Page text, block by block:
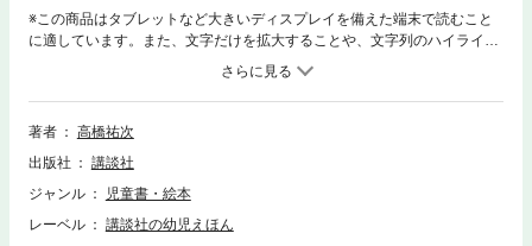
※この商品はタブレットなど大きいディスプレイを備えた端末で読むこと
に適しています。また、文字だけを拡大することや、文字列のハイライ
ト、検索、辞書の参照、引用などの機能が使用できません。砂場にきた
よ。なにして遊ぶ？砂場に指を「ずぼっ」とつっこんで、「じー」っと線
をかいてみよう。シャベルをよけて、石をよけて、おとし穴におちないよ
うに。ゆっくり、そーっと線をひいたら、どこまでいけるかな。子どもが
り読み３歳から※この商品は紙の書籍のページを画像にした電子書籍で
す。文字だけを拡大することはできませんので、タブレットサイズの端末
引用などの機能も使用できません。
著者
高橋祐次
出版社
講談社
ジャンル
児童書・絵本
レーベル
講談社の幼児えほん